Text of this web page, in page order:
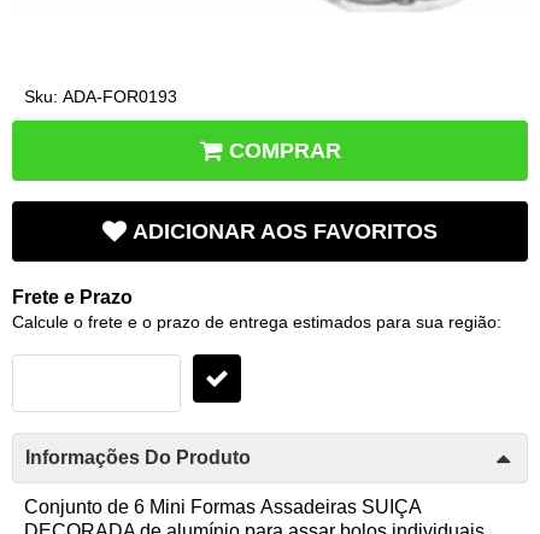
Sku: ADA-FOR0193
COMPRAR
ADICIONAR AOS FAVORITOS
Frete e Prazo
Calcule o frete e o prazo de entrega estimados para sua região:
Informações Do Produto
Conjunto de 6 Mini Formas Assadeiras SUIÇA